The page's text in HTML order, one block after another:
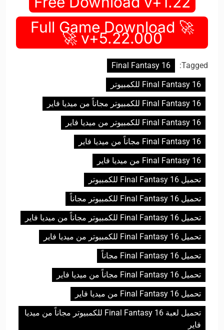
🚀 Full Game Download
v+5.22.000 🚀
Tagged:
Final Fantasy 16
Final Fantasy 16 للكمبيوتر
Final Fantasy 16 للكمبيوتر مجاناً من ميديا فاير
Final Fantasy 16 للكمبيوتر من ميديا فاير
Final Fantasy 16 مجاناً من ميديا فاير
Final Fantasy 16 من ميديا فاير
تحميل Final Fantasy 16 للكمبيوتر
تحميل Final Fantasy 16 للكمبيوتر مجاناً
تحميل Final Fantasy 16 للكمبيوتر مجاناً من ميديا فاير
تحميل Final Fantasy 16 للكمبيوتر من ميديا فاير
تحميل Final Fantasy 16 مجاناً
تحميل Final Fantasy 16 مجاناً من ميديا فاير
تحميل Final Fantasy 16 من ميديا فاير
تحميل لعبة Final Fantasy 16 للكمبيوتر مجاناً من ميديا
فاير